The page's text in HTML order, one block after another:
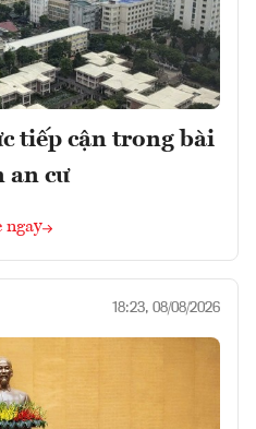
tiếp cận trong bài
an cư
ngay
18:23, 08/08/2026